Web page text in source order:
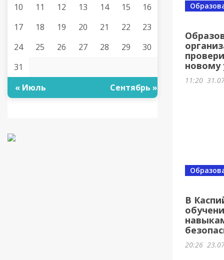
10
11 12 13 14 15
16
17
18 19 20 21 22
23
24
25 26 27 28 29
30
31
« Июль
Сентябрь »
новому
11:20
В
20:26